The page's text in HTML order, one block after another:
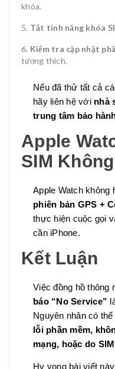
khóa.
Tắt tính năng khóa
Kiểm tra cập nhật
tương thích.
Nếu đã thử tất cả
hãy liên hệ với nhà
trung tâm bảo
Apple
SIM
Apple Watch không
phiên bản GPS +
thực hiện cuộc gọi
cần iPhone.
Kết Luận
Việc đồng hồ thông
báo “No Service”
Nguyên nhân có
lỗi phần mềm,
mạng, hoặc do
Hy vọng bài viết